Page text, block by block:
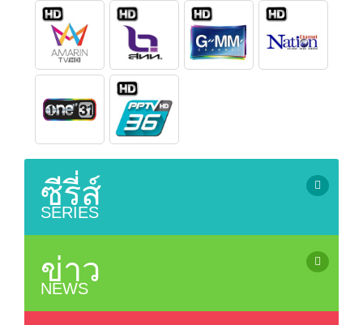
ซีรี่ส์
SERIES
ซีรี่ย์เกาหลี (เสียงไทย) / Korean Series
ซีรี่ย์ยูริ (ซีรี่ย์หญิงรักหญิง) / Lesbian Serie
ซีรี่ย์จีน (ซับไทย) / Chinese Series (sub Thai)
ละครไทยรีรัน (Rerun Thai Drama)
ข่าว
NEWS
ข่าว / News